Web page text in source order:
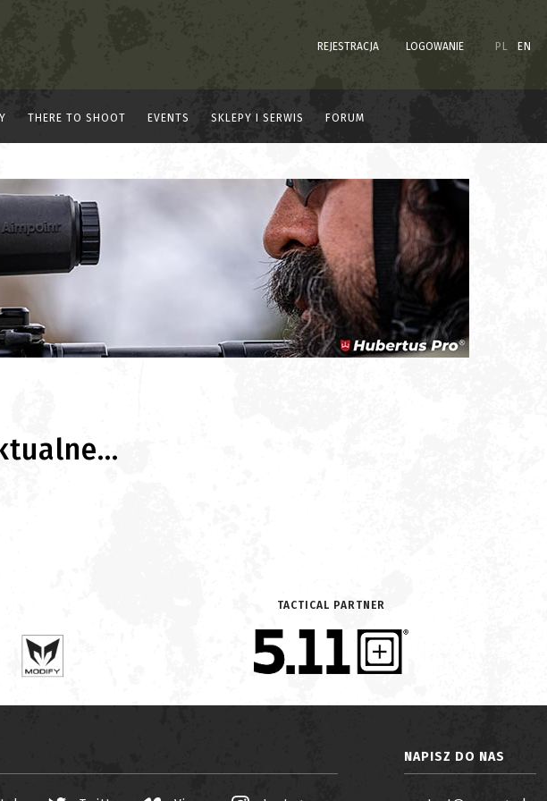
REJESTRACJA LOGOWANIE PL EN
THERE TO SHOOT EVENTS SKLEPY I SERWIS FORUM
TACTICAL PARTNER
NAPISZ DO NAS